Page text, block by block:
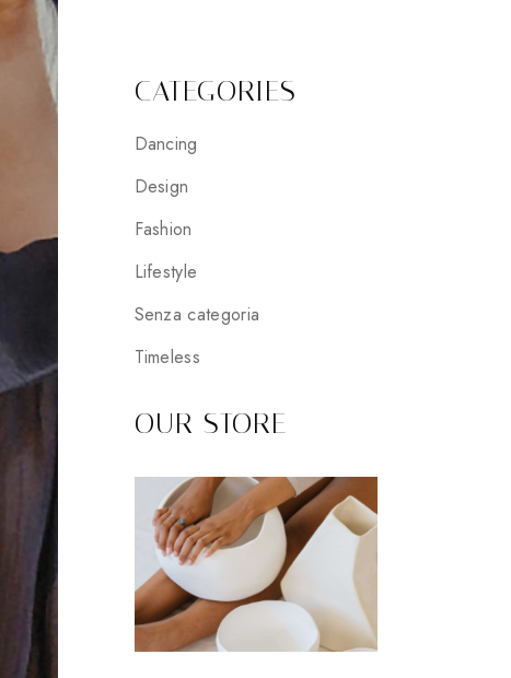
CATEGORIES
Dancing
Design
Fashion
Lifestyle
Senza categoria
Timeless
OUR STORE